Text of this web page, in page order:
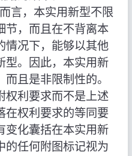
言，本实用新型不限
节，而且在不背离本
情况下，能够以其他
型。因此，本实用新
且是非限制性的。
权利要求而不是上述
在权利要求的等同要
变化囊括在本实用新
的任何附图标记视为